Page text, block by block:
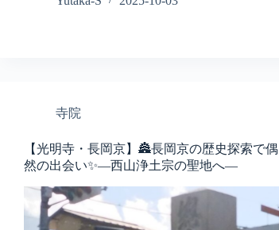
寺院
【光明寺・長岡京】🏯長岡京の歴史探索で偶
然の出会い✨—西山浄土宗の聖地へ—